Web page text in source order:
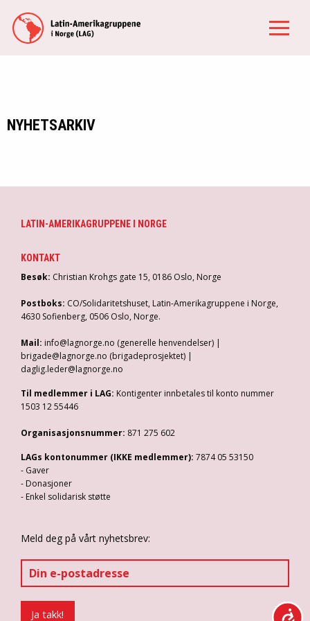
NYHETSARKIV
LATIN-AMERIKAGRUPPENE I NORGE
KONTAKT
Besøk: Christian Krohgs gate 15, 0186 Oslo, Norge
Postboks: CO/Solidaritetshuset, Latin-Amerikagruppene i Norge,
4630 Sofienberg, 0506 Oslo, Norge.
Mail: info@lagnorge.no (generelle henvendelser) |
brigade@lagnorge.no (brigadeprosjektet) |
daglig.leder@lagnorge.no
Til medlemmer i LAG: Kontigenter innbetales til konto nummer
1503 12 55446
Organisasjonsnummer: 871 275 602
LAGs kontonummer (IKKE medlemmer): 7874 05 53150
- Gaver
- Donasjoner
- Enkel solidarisk støtte
Meld deg på vårt nyhetsbrev: